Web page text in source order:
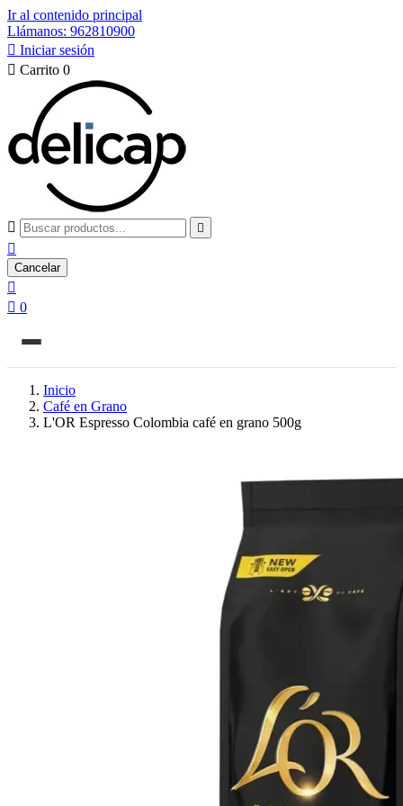
Ir al contenido principal
Llámanos: 962810900
 Iniciar sesión
 Carrito 0
 

Cancelar

 0
Inicio
Café en Grano
L'OR Espresso Colombia café en grano 500g